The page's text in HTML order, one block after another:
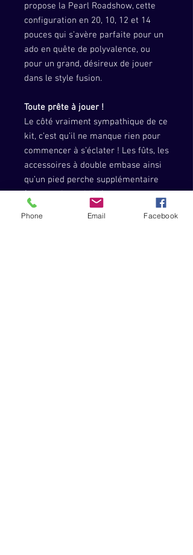
propose la Pearl Roadshow, cette
configuration en 20, 10, 12 et 14
pouces qui s’avère parfaite pour un
ado en quête de polyvalence, ou
pour un grand, désireux de jouer
dans le style fusion.
Toute prête à jouer !
Le côté vraiment sympathique de ce
kit, c’est qu’il ne manque rien pour
commencer à s’éclater ! Les fûts, les
accessoires à double embase ainsi
qu’un pied perche supplémentaire
(eux aussi considérés comme
offrant un très bon rapport
Phone Email Facebook